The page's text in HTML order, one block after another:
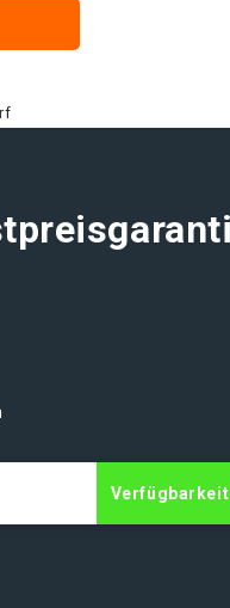
Verfügbarkeit